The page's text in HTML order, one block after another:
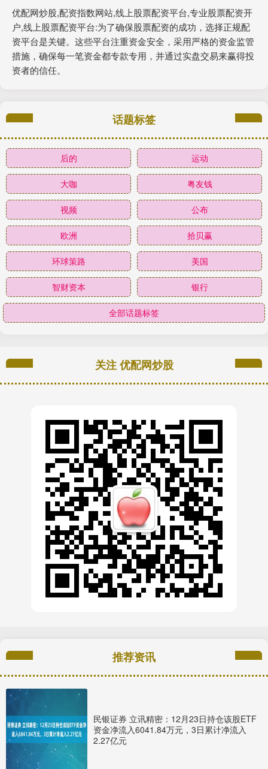
优配网炒股,配资指数网站,线上股票配资平台,专业股票配资开
户,线上股票配资平台:为了确保股票配资的成功，选择正规配
资平台是关键。这些平台注重资金安全，采用严格的资金监管
措施，确保每一笔资金都专款专用，并通过实盘交易来赢得投
资者的信任。
话题标签
后的 运动
大咖 粤友钱
视频 公布
欧洲 拾贝赢
环球策路 美国
智财资本 银行
全部话题标签
关注 优配网炒股
推荐资讯
民银证券 立讯精密：12月23日持仓该股ETF
资金净流入6041.84万元，3日累计净流入
2.27亿元